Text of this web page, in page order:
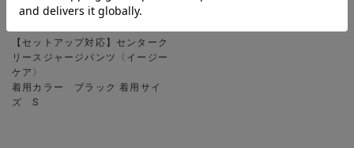
【セットアップ対応】センターク
リースジャージパンツ〈イージー
ケア〉
着用カラー ブラック 着用サイ
ズ S